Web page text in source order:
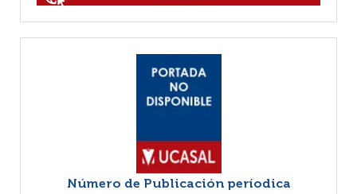
Número de Publicación períodica